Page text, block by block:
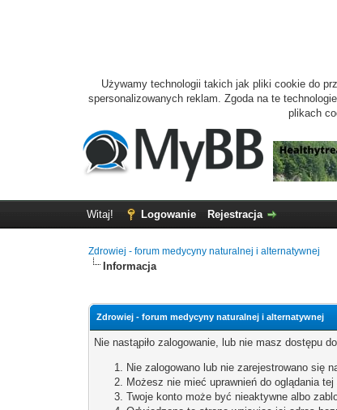
Używamy technologii takich jak pliki cookie do
spersonalizowanych reklam. Zgoda na te
plikach
Witaj! Logowanie Rejestracja
Zdrowiej - forum medycyny naturalnej i alternatywnej
Informacja
Zdrowiej - forum medycyny naturalnej i alternatywnej
Nie nastąpiło zalogowanie, lub nie masz dostępu
Nie zalogowano lub nie zarejestrowano się
Możesz nie mieć uprawnień do oglądania tej
Twoje konto może być nieaktywne albo